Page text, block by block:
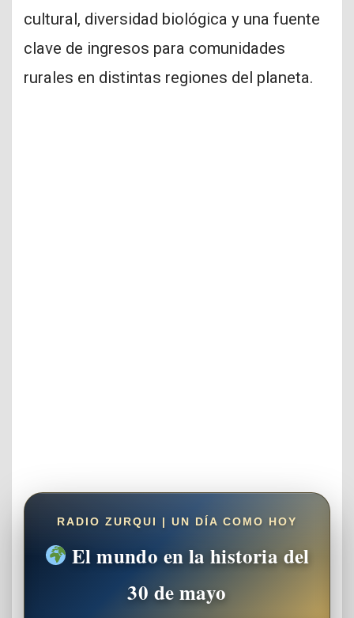
cultural, diversidad biológica y una fuente
clave de ingresos para comunidades
rurales en distintas regiones del planeta.
RADIO ZURQUI | UN DÍA COMO HOY
El mundo en la historia del
30 de mayo